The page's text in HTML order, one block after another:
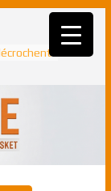
bataille
Giannis
Greek
premier
NBA, le